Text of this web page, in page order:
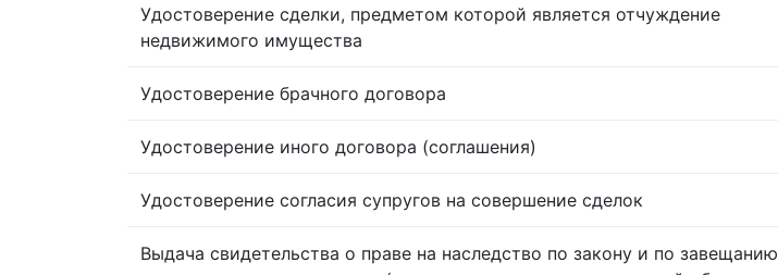
Удостоверение сделки, предметом которой является отчуждение
недвижимого имущества
Удостоверение брачного договора
Удостоверение иного договора (соглашения)
Удостоверение согласия супругов на совершение сделок
Выдача свидетельства о праве на наследство по закону и по завещанию